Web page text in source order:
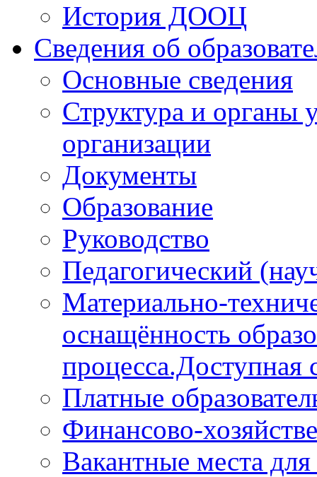
История ДООЦ
Сведения об
Основные сведения
Структура и органы
организации
Документы
Образование
Руководство
Педагогический
Материально-
оснащённость
процесса.Доступная
Платные
Финансово-
Вакантные места